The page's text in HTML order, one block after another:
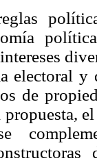
electoral
de
propuesta,